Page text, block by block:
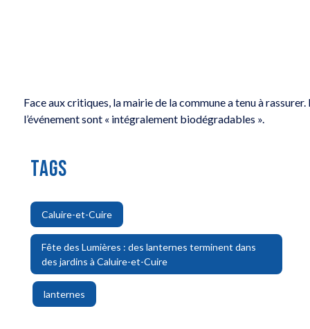
Face aux critiques, la mairie de la commune a tenu à
l’événement sont « intégralement biodégradables ».
TAGS
Caluire-et-Cuire
Fête des Lumières : des lanternes terminent dans
des jardins à Caluire-et-Cuire
,
lanternes